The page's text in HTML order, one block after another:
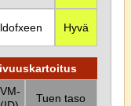
Hyvä
Tuen taso